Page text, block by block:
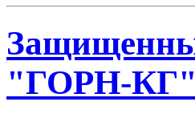
"ГОРН-КГ"